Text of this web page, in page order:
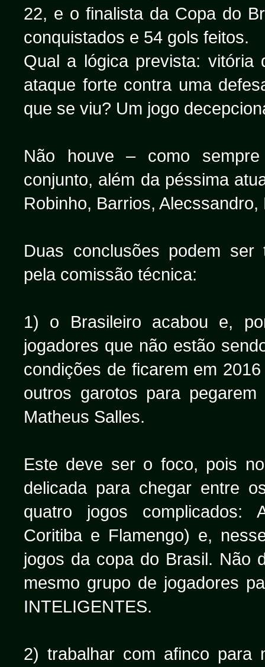
22, e o finalista da Copa do
conquistados e 54 gols feitos.
Qual a lógica prevista: vitória
ataque forte contra uma
que se viu? Um jogo
Não houve – como
conjunto, além da péssima
Robinho, Barrios,
Duas conclusões podem
pela comissão técnica:
1) o Brasileiro acabou e,
jogadores que não estão
condições de ficarem em
outros garotos para
Matheus Salles.
Este deve ser o foco, pois
delicada para chegar entre
quatro jogos complicados:
Coritiba e Flamengo) e,
jogos da copa do Brasil. Não
mesmo grupo de jogadores
INTELIGENTES.
2) trabalhar com afinco para